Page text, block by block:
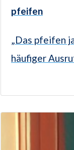
pfeifen
„Das pfeifen
häufiger